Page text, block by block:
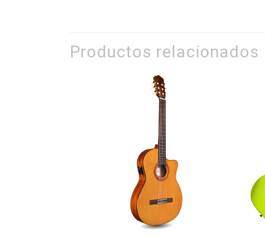
Productos relacionados